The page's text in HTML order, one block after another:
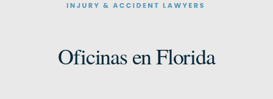
Oficinas en Florida